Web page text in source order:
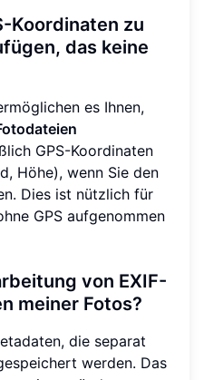
Koordinaten zu
das keine
es Ihnen,
GPS-Koordinaten
Höhe), wenn Sie den
Dies ist nützlich für
GPS aufgenommen
von EXIF-
meiner Fotos?
die separat
werden. Das